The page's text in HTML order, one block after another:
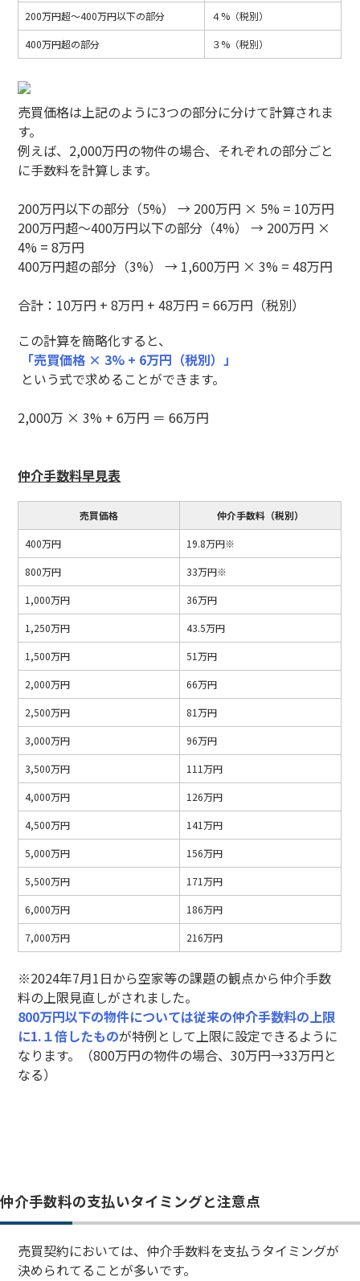
200万円超～400万円以下の部分 ４%（税別）
400万円超の部分 ３%（税別）
売買価格は上記のように3つの部分に分けて計算されま
す。
例えば、2,000万円の物件の場合、それぞれの部分ごと
に手数料を計算します。
200万円以下の部分（5%） → 200万円 × 5% = 10万円
200万円超～400万円以下の部分（4%） → 200万円 ×
4% = 8万円
400万円超の部分（3%） → 1,600万円 × 3% = 48万円
合計：10万円 + 8万円 + 48万円 = 66万円（税別）
この計算を簡略化すると、
「売買価格 × 3% + 6万円（税別）」
という式で求めることができます。
2,000万 × 3% + 6万円 ＝ 66万円
仲介手数料早見表
売買価格 仲介手数料（税別）
400万円 19.8万円※
800万円 33万円※
1,000万円 36万円
1,250万円 43.5万円
1,500万円 51万円
2,000万円 66万円
2,500万円 81万円
3,000万円 96万円
3,500万円 111万円
4,000万円 126万円
4,500万円 141万円
5,000万円 156万円
5,500万円 171万円
6,000万円 186万円
7,000万円 216万円
※2024年7月1日から空家等の課題の観点から仲介手数
料の上限見直しがされました。
800万円以下の物件については従来の仲介手数料の上限
に1.１倍したものが特例として上限に設定できるように
なります。（800万円の物件の場合、30万円→33万円と
なる）
仲介手数料の支払いタイミングと注意点
売買契約においては、仲介手数料を支払うタイミングが
決められてることが多いです。